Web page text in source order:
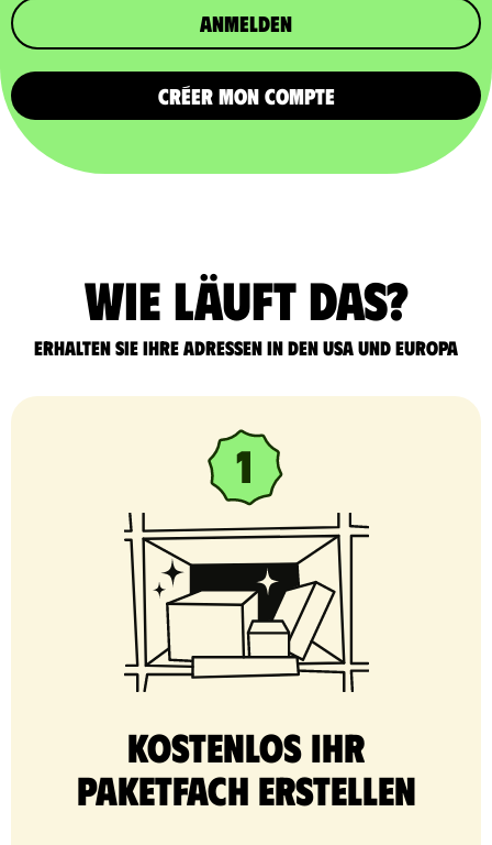
Anmelden
CRÉER MON COMPTE
Wie läuft das?
Erhalten Sie Ihre Adressen in den USA und Europa
Kostenlos Ihr
Paketfach erstellen